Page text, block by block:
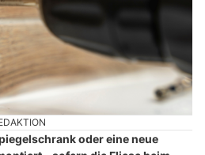
oder eine neue